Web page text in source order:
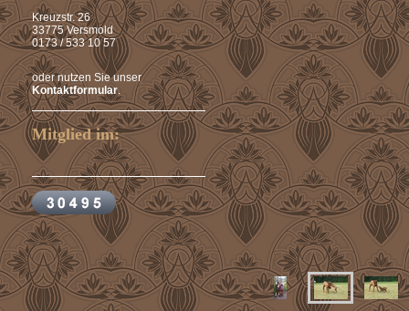
Kreuzstr. 26
33775 Versmold
0173 / 533 10 57
oder nutzen Sie unser
Kontaktformular.
Mitglied im: